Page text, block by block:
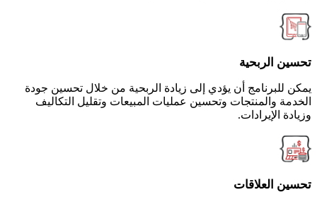
تحسين الربحية
يمكن للبرنامج أن يؤدي إلى زيادة الربحية من خلال تحسين جودة
الخدمة والمنتجات وتحسين عمليات المبيعات وتقليل التكاليف
وزيادة الإيرادات.
تحسين العلاقات